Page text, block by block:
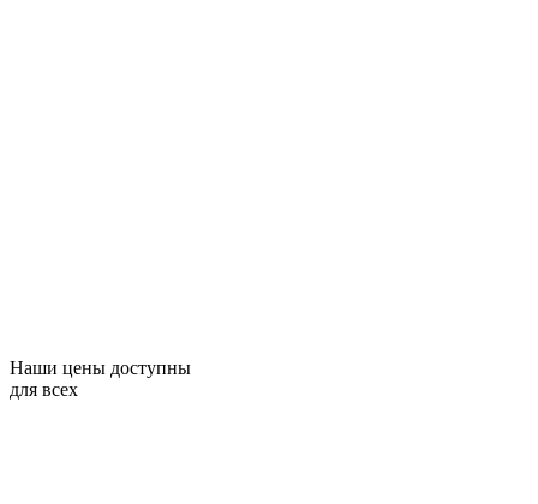
Наши цены доступны
для всех